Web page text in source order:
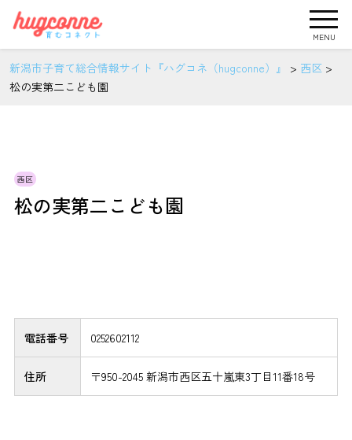
MENU
新潟市子育て総合情報サイト『ハグコネ（hugconne）』 > 西区 >
松の実第二こども園
西区
松の実第二こども園
電話番号 0252602112
住所 〒950-2045 新潟市西区五十嵐東3丁目11番18号